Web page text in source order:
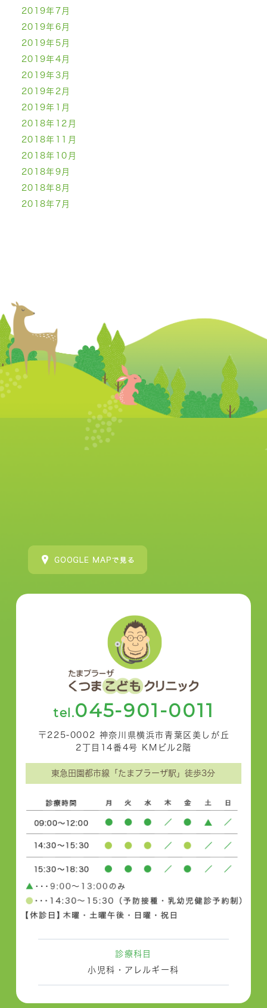
2019年7月
2019年6月
2019年5月
2019年4月
2019年3月
2019年2月
2019年1月
2018年12月
2018年11月
2018年10月
2018年9月
2018年8月
2018年7月
tel.045-901-0011
〒225-0002 神奈川県横浜市青葉区美しが丘
2丁目14番4号 KMビル2階
東急田園都市線「たまプラーザ駅」徒歩3分
診療科目
小児科・アレルギー科